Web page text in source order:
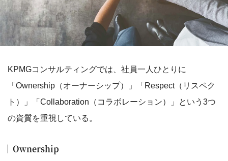
KPMGコンサルティングでは、社員一人ひとりに
「Ownership（オーナーシップ）」「Respect（リスペク
ト）」「Collaboration（コラボレーション）」という3つ
の資質を重視している。
Ownership